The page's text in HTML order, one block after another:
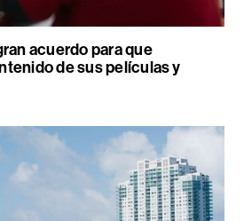
acuerdo para que
de sus películas y